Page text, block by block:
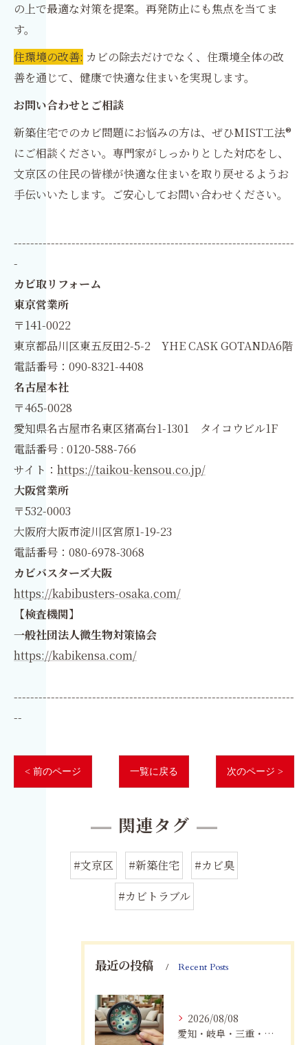
の上で最適な対策を提案。再発防止にも焦点を当てま
す。
住環境の改善: カビの除去だけでなく、住環境全体の改
善を通じて、健康で快適な住まいを実現します。
お問い合わせとご相談
新築住宅でのカビ問題にお悩みの方は、ぜひMIST工法®
にご相談ください。専門家がしっかりとした対応をし、
文京区の住民の皆様が快適な住まいを取り戻せるようお
手伝いいたします。ご安心してお問い合わせください。
--------------------------------------------------------------------
-
カビ取リフォーム
東京営業所
〒141-0022
東京都品川区東五反田2-5-2 YHE CASK GOTANDA6階
電話番号：090-8321-4408
名古屋本社
〒465-0028
愛知県名古屋市名東区猪高台1-1301 タイコウビル1F
電話番号 : 0120-588-766
サイト： https://taikou-kensou.co.jp/
大阪営業所
〒532-0003
大阪府大阪市淀川区宮原1-19-23
電話番号：080-6978-3068
カビバスターズ大阪
https://kabibusters-osaka.com/
【検査機関】
一般社団法人微生物対策協会
https://kabikensa.com/
--------------------------------------------------------------------
--
< 前のページ 一覧に戻る 次のページ >
関連タグ
#文京区 #新築住宅
#カビ臭
#カビトラブル
最近の投稿 Recent Posts
2026/08/08
愛知・岐阜・三重・静岡で真菌（カビ）による健康被害にお悩みの方へ｜室内環境改善とMIST工法®による専門対策